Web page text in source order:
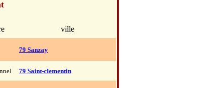
ville
79 Sanzay
79 Saint-clementin